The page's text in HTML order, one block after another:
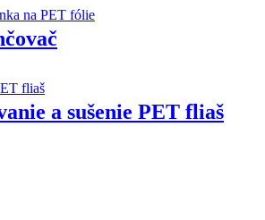
a sušenie PET fliaš